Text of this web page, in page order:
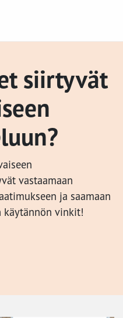
siirtyvät
vastaamaan
ja saamaan
käytännön vinkit!